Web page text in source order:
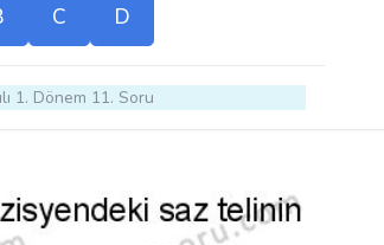
C D
1. Dönem 11. Soru